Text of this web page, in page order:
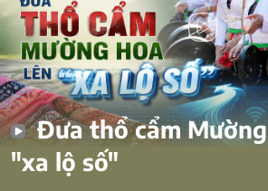
Đưa thổ cẩm
"xa lộ số"